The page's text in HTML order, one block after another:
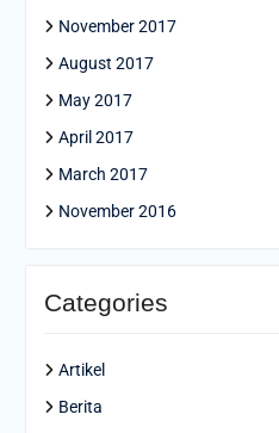
November 2017
August 2017
May 2017
April 2017
March 2017
November 2016
Categories
Artikel
Berita